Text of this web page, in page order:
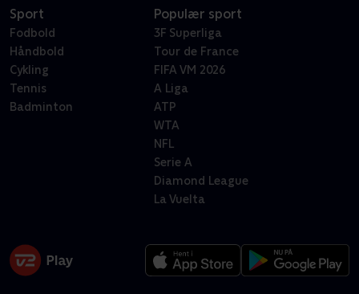
Sport
Fodbold
Håndbold
Cykling
Tennis
Badminton
Populær sport
3F Superliga
Tour de France
FIFA VM 2026
A Liga
ATP
WTA
NFL
Serie A
Diamond League
La Vuelta